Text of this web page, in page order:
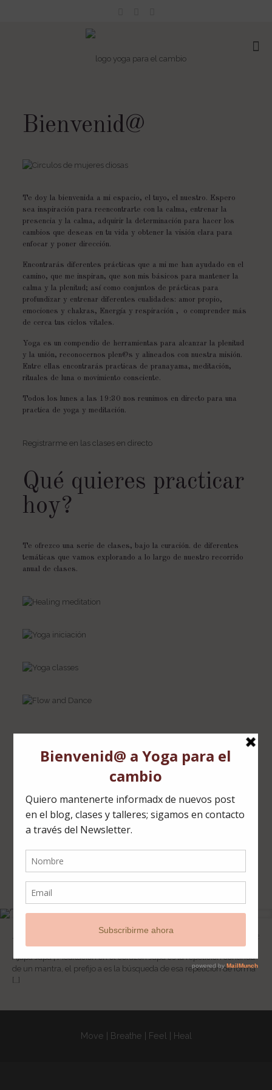
Bienvenid@
Te doy la bienvenida a mi espacio, el tuyo, el nuestro. Espero
sea inspiración para reencontrarte con la calma, entrenar la
presencia y la calma, adquirir la determinación para hacer los
cambios que deseas en tu vida y obtener la visión clara para
enfocar y poner dirección.
Encontrarás diferentes prácticas que a mi me han ayudado en el
camino, que me inspiran, que son mis básicos para mantener la
calma y la plenitud; así como conjuntos de prácticas para
profundizar y entrenar diferentes cualidades: amor propio,
emociones y chakras, Energía y respiración , o comprender más
de cerca tus ciclos vitales.
Yoga es un compendio de herramientas para alcanzar la plenitud
y la unión, reconocernos plen@s y alineados con nuestra misión.
Entre ellas encontrarás practicas de pranayama, meditación,
rituales de luna o movimiento consciente.
Todos los lunes a las 19:30 nos reunimos en directo para una
practica de yoga y meditación.
Registrarme en las clases en directo
Qué quieres practicar
hoy?
Te ofrezco una serie de clases, bajo la curación. de diferentes
temáticas que vamos explorando a lo largo de nuestro recorrido
anual de clases.
Selecciona tu practica
según las siguientes
categorías
Ajapa Japa | Meditación en el corazón
Ajapa Japa | Meditación en el corazón Japa es la repetición continua
de un mantra, el prefijo a es la búsqueda de esa repetición de forma
[…]
Move | Breathe | Feel | Heal